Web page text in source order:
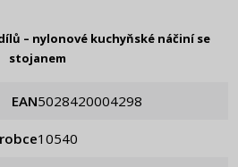
dílů – nylonové kuchyňské náčiní se
stojanem
EAN 5028420004298
10540